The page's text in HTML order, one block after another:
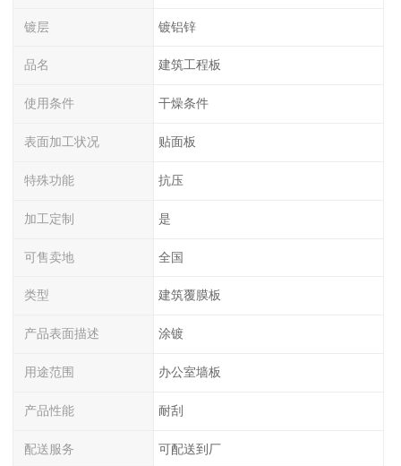
镀层 镀铝锌
品名 建筑工程板
使用条件 干燥条件
表面加工状况 贴面板
特殊功能 抗压
加工定制 是
可售卖地 全国
类型 建筑覆膜板
产品表面描述 涂镀
用途范围 办公室墙板
产品性能 耐刮
配送服务 可配送到厂